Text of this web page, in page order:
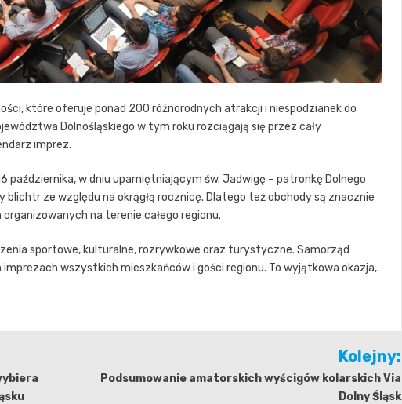
które oferuje ponad 200 różnorodnych atrakcji i niespodzianek do
Dolnośląskiego w tym roku rozciągają się przez cały
imprez.
października, w dniu upamiętniającym św. Jadwigę – patronkę Dolnego
ze względu na okrągłą rocznicę. Dlatego też obchody są znacznie
na terenie całego regionu.
sportowe, kulturalne, rozrywkowe oraz turystyczne. Samorząd
wszystkich mieszkańców i gości regionu. To wyjątkowa okazja,
Kolejny:
Podsumowanie amatorskich wyścigów kolarskich Via
Dolny Śląsk